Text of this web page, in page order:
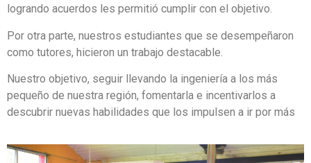
logrando acuerdos les permitió cumplir con el objetivo.
Por otra parte, nuestros estudiantes que se desempeñaron
como tutores, hicieron un trabajo destacable.
Nuestro objetivo, seguir llevando la ingeniería a los más
pequeño de nuestra región, fomentarla e incentivarlos a
descubrir nuevas habilidades que los impulsen a ir por más